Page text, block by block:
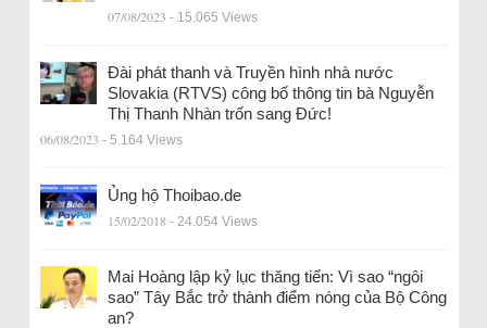
07/08/2023 - 15.065 Views
Đài phát thanh và Truyền hình nhà nước
Slovakia (RTVS) công bố thông tin bà Nguyễn
Thị Thanh Nhàn trốn sang Đức!
06/08/2023 - 5.164 Views
Ủng hộ Thoibao.de
15/02/2018 - 24.054 Views
Mai Hoàng lập kỷ lục thăng tiến: Vì sao “ngôi
sao” Tây Bắc trở thành điểm nóng của Bộ Công
an?